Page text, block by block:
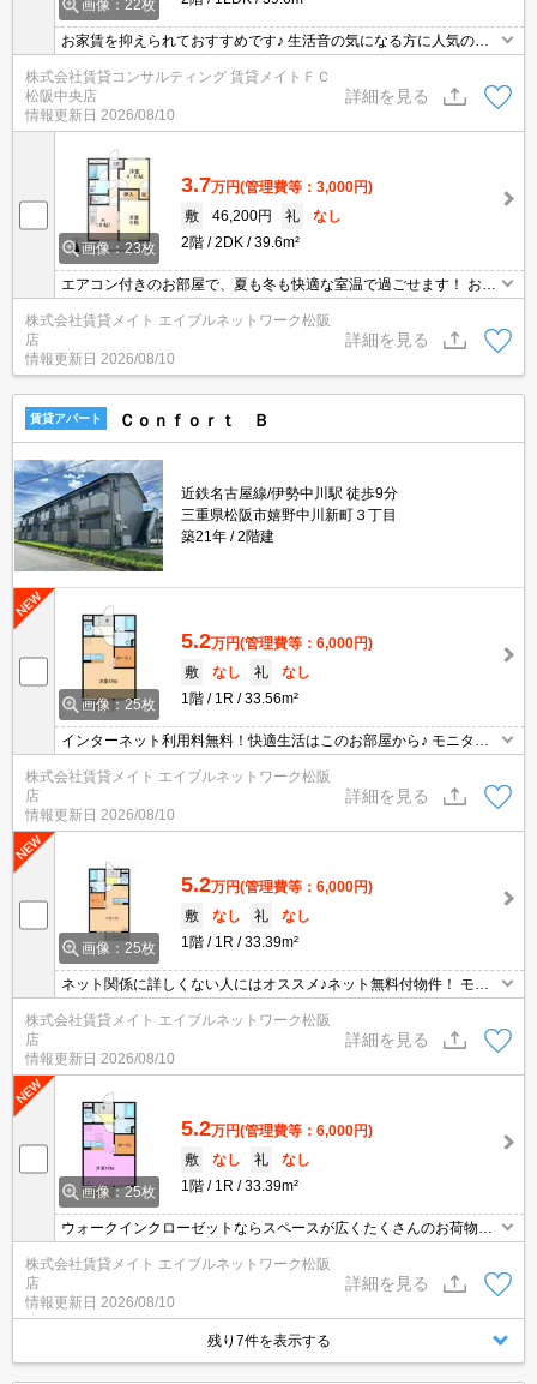
画像：22枚
お家賃を抑えられておすすめです♪ 生活音の気になる方に人気の角
部屋！お隣さまが少ないので生活音が軽減されます◎玄関前を通る
人が少なくなるのも良いところ！
株式会社賃貸コンサルティング 賃貸メイトＦＣ
松阪中央店
情報更新日 2026/08/10
詳細を見る
画像：23枚
3.7万円(管理費等：3,000円)
敷
46,200円 礼
なし
2階
2DK 39.6m²
エアコン付きのお部屋で、夏も冬も快適な室温で過ごせます！ お家
賃を抑えられておすすめです♪お二人入居にもファミリー様にもおす
すめの広さのお部屋です♪
株式会社賃貸メイト エイブルネットワーク松阪
店
情報更新日 2026/08/10
詳細を見る
賃貸アパート Ｃｏｎｆｏｒｔ Ｂ
近鉄名古屋線/伊勢中川駅 徒歩9分
三重県松阪市嬉野中川新町３丁目
築21年
2階建
画像：25枚
5.2万円(管理費等：6,000円)
敷
なし 礼
なし
1階
1R 33.56m²
インターネット利用料無料！快適生活はこのお部屋から♪ モニター
ホン付きのお部屋です。お部屋から訪問者を確認できるので、セキ
ュリティ面はもちろん、知らない人やセールスに対応する必要もあ
株式会社賃貸メイト エイブルネットワーク松阪
店
情報更新日 2026/08/10
詳細を見る
画像：25枚
5.2万円(管理費等：6,000円)
敷
なし 礼
なし
1階
1R 33.39m²
ネット関係に詳しくない人にはオススメ♪ネット無料付物件！ モニ
ターホン付きのお部屋です。お部屋から訪問者を確認できるのでセ
キュリティ面はもちろん知らない人やセールスに対応する必要もあ
株式会社賃貸メイト エイブルネットワーク松阪
店
情報更新日 2026/08/10
詳細を見る
画像：25枚
5.2万円(管理費等：6,000円)
敷
なし 礼
なし
1階
1R 33.39m²
ウォークインクローゼットならスペースが広くたくさんのお荷物を
収納することができるのでお部屋がスッキリ♪ インターネット無料
で嬉しいですね。
株式会社賃貸メイト エイブルネットワーク松阪
店
情報更新日 2026/08/10
詳細を見る
残り7件を表示する